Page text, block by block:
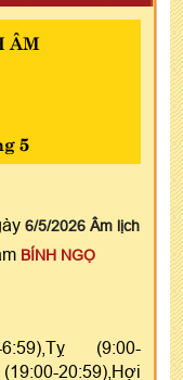
ÂM
5
6/5/2026 Âm lịch
BÍNH NGỌ
(9:00-
20:59),Hợi